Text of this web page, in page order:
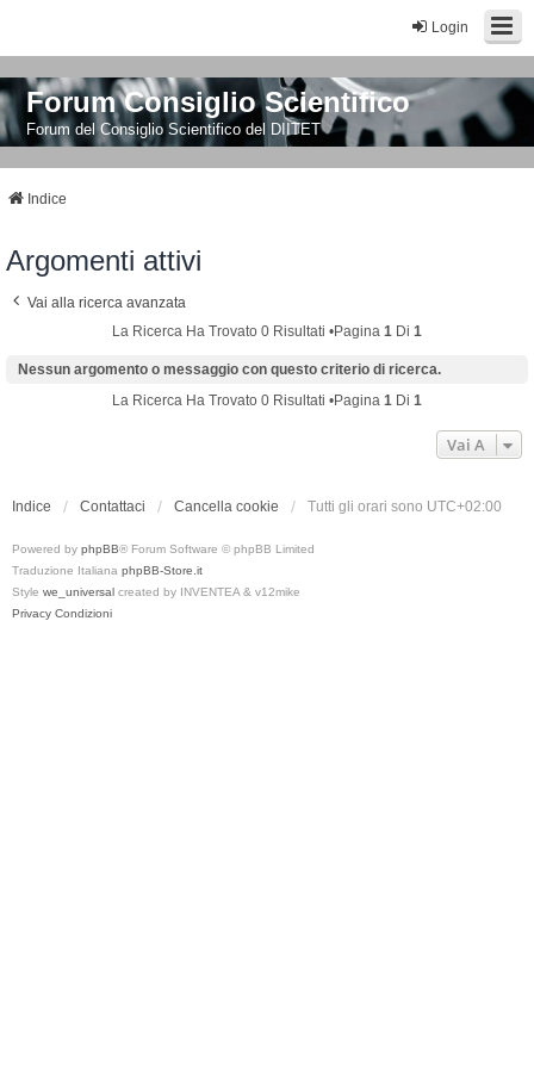
Login
Forum Consiglio Scientifico
Forum del Consiglio Scientifico del DIITET
Indice
Argomenti attivi
Vai alla ricerca avanzata
La Ricerca Ha Trovato 0 Risultati •Pagina 1 Di 1
Nessun argomento o messaggio con questo criterio di ricerca.
La Ricerca Ha Trovato 0 Risultati •Pagina 1 Di 1
Vai A
Indice Contattaci Cancella cookie Tutti gli orari sono UTC+02:00
Powered by phpBB® Forum Software © phpBB Limited
Traduzione Italiana phpBB-Store.it
Style we_universal created by INVENTEA & v12mike
Privacy Condizioni